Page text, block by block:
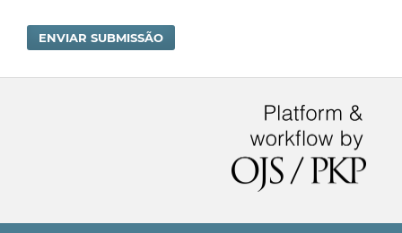
ENVIAR SUBMISSÃO